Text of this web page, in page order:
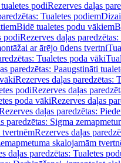
podiRezerves daļas
Tualetes podiem
Bidē tualetes podu vākiem
podiRezerves daļas paredzētas:
ar ārējo ūdens tvertni
Tualetes poda vāki
paredzētas: Paaugstināti
Rezerves daļas paredzētas:
podiRezerves daļas
poda vākiRezerves daļas
daļas paredzētas:
paredzētas: Sigma
tvertnēmRezerves daļas
skalojamām
daļas paredzētas: Tualetes